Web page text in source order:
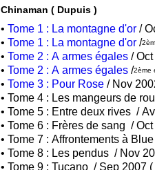
Chinaman ( Dupuis )
• Tome 1 : La montagne d'or
• Tome 1 : La montagne d'or /
• Tome 2 : A armes égales
• Tome 2 : A armes égales /2ème
• Tome 3 : Pour Rose